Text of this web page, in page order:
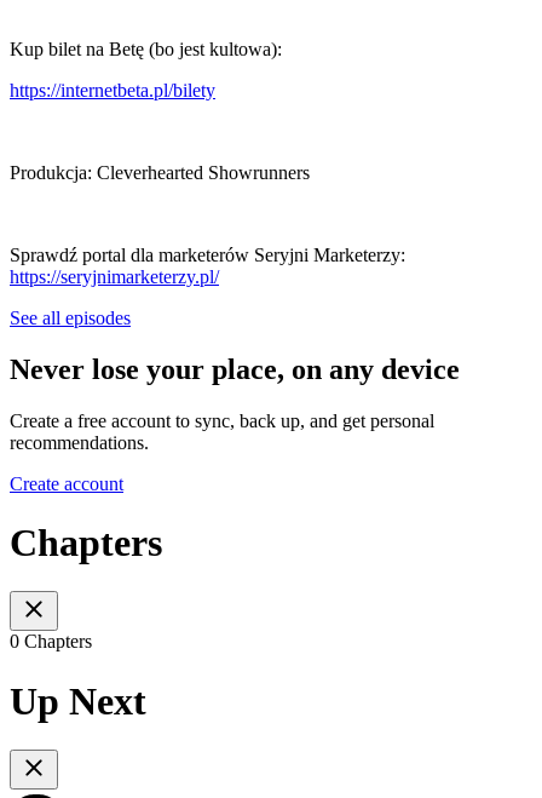
Kup bilet na Betę (bo jest kultowa):
https://internetbeta.pl/bilety
Produkcja: Cleverhearted Showrunners
Sprawdź portal dla marketerów Seryjni Marketerzy:
https://seryjnimarketerzy.pl/
See all episodes
Never lose your place, on any device
Create a free account to sync, back up, and get personal
recommendations.
Create account
Chapters
0 Chapters
Up Next